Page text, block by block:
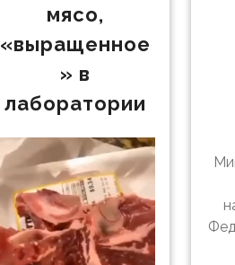
мясо,
«выращенное
» в
лаборатории